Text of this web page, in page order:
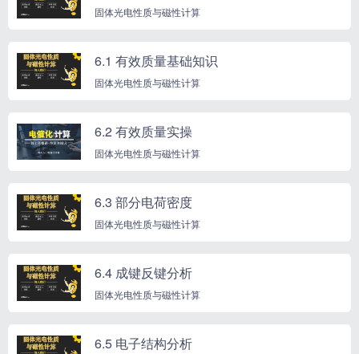
固体光电性质与磁性计算
6.1 有效质量基础知识
固体光电性质与磁性计算
6.2 有效质量实操
固体光电性质与磁性计算
6.3 部分电荷密度
固体光电性质与磁性计算
6.4 成键反键分析
固体光电性质与磁性计算
6.5 电子结构分析